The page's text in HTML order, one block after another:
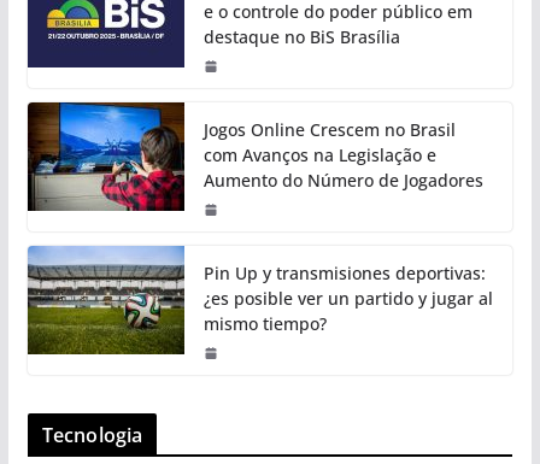
e o controle do poder público em
destaque no BiS Brasília
Jogos Online Crescem no Brasil
com Avanços na Legislação e
Aumento do Número de Jogadores
Pin Up y transmisiones deportivas:
¿es posible ver un partido y jugar al
mismo tiempo?
Tecnologia